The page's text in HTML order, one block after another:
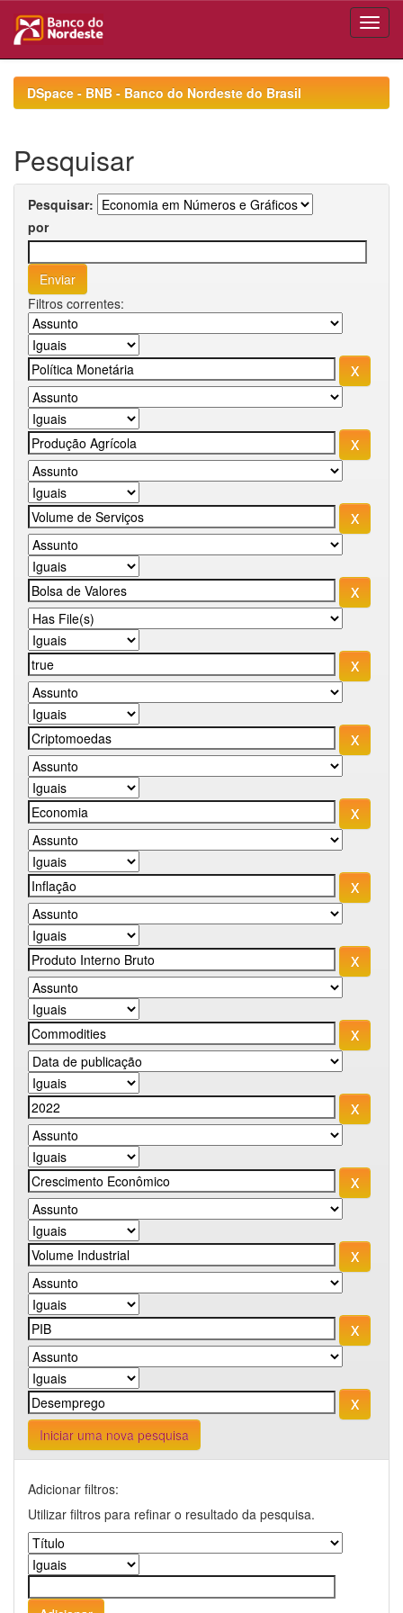
navigationDSpace - BNB - Banco do Nordeste do Brasil
Pesquisar
Pesquisar:
por
Filtros correntes:
Iniciar uma nova pesquisa
Adicionar filtros:
Utilizar filtros para refinar o resultado da pesquisa.